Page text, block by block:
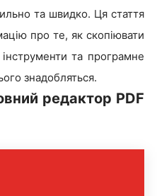
та швидко. Ця стаття
про те, як скопіювати
та програмне
знадобляться.
редактор PDF